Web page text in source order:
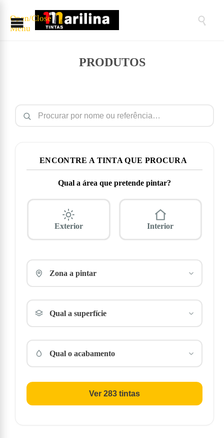
Open/Close
Menu

PRODUTOS
ENCONTRE A TINTA QUE PROCURA
Qual a área que pretende pintar?
Exterior Interior
Zona a pintar
Qual a superfície
Qual o acabamento
Ver 283 tintas